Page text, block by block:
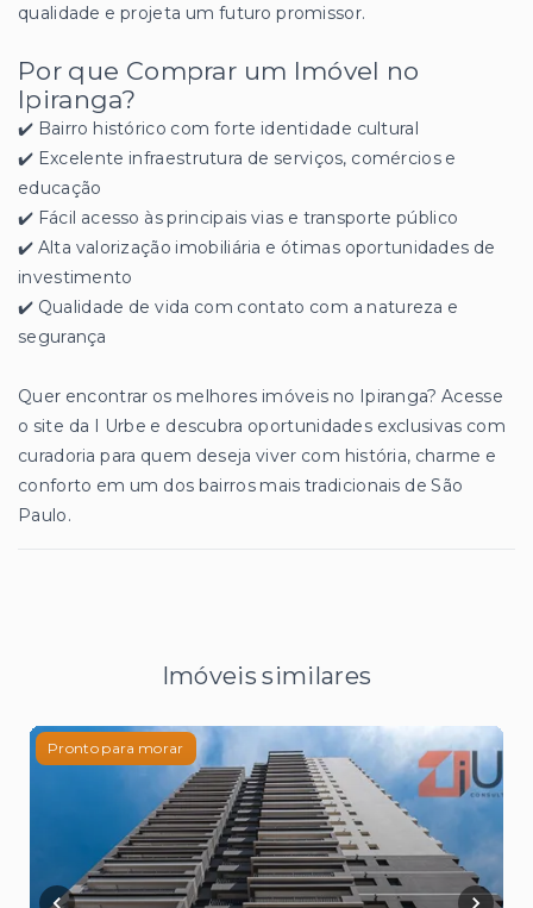
qualidade e projeta um futuro promissor.
Por que Comprar um Imóvel no
Ipiranga?
✔️ Bairro histórico com forte identidade cultural
✔️ Excelente infraestrutura de serviços, comércios e
educação
✔️ Fácil acesso às principais vias e transporte público
✔️ Alta valorização imobiliária e ótimas oportunidades de
investimento
✔️ Qualidade de vida com contato com a natureza e
segurança
Quer encontrar os melhores imóveis no Ipiranga? Acesse
o site da I Urbe e descubra oportunidades exclusivas com
curadoria para quem deseja viver com história, charme e
conforto em um dos bairros mais tradicionais de São
Paulo.
Imóveis similares
Pronto para morar